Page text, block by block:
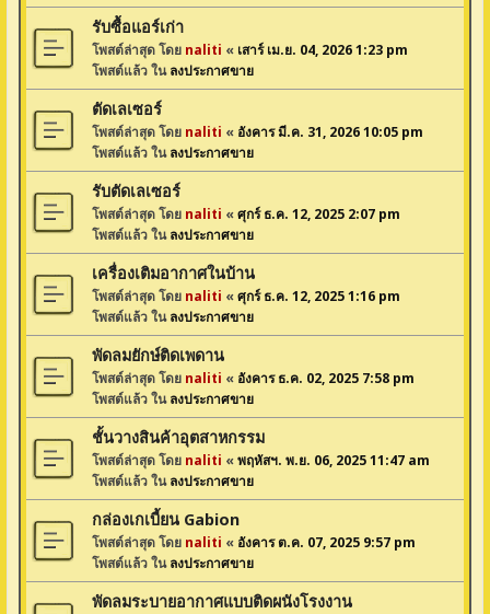
รับซื้อแอร์เก่า
โพสต์ล่าสุด โดย naliti « เสาร์ เม.ย. 04, 2026 1:23 pm
โพสต์แล้ว ในลงประกาศขาย
ตัดเลเซอร์
โพสต์ล่าสุด โดย naliti « อังคาร มี.ค. 31, 2026 10:05 pm
โพสต์แล้ว ในลงประกาศขาย
รับตัดเลเซอร์
โพสต์ล่าสุด โดย naliti «ศุกร์ ธ.ค. 12, 2025 2:07 pm
โพสต์แล้ว ในลงประกาศขาย
เครื่องเติมอากาศในบ้าน
โพสต์ล่าสุด โดย naliti «ศุกร์ ธ.ค. 12, 2025 1:16 pm
โพสต์แล้ว ในลงประกาศขาย
พัดลมยักษ์ติดเพดาน
โพสต์ล่าสุด โดย naliti « อังคาร ธ.ค. 02, 2025 7:58 pm
โพสต์แล้ว ในลงประกาศขาย
ชั้นวางสินค้าอุตสาหกรรม
โพสต์ล่าสุด โดย naliti «พฤหัสฯ. พ.ย. 06, 2025 11:47 am
โพสต์แล้ว ในลงประกาศขาย
กล่องเกเบี้ยน Gabion
โพสต์ล่าสุด โดย naliti « อังคาร ต.ค. 07, 2025 9:57 pm
โพสต์แล้ว ในลงประกาศขาย
พัดลมระบายอากาศแบบติดผนังโรงงาน